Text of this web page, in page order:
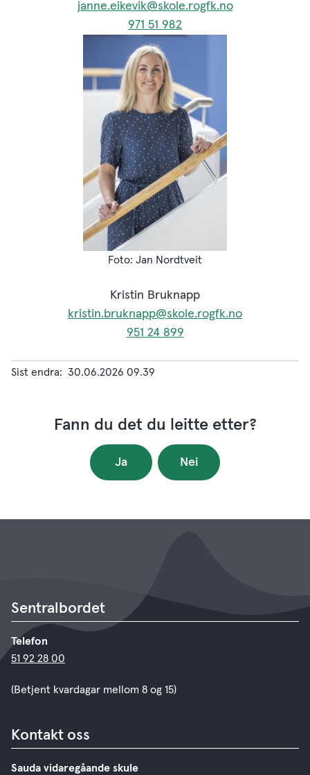
janne.eikevik@skole.rogfk.no
971 51 982
Jan Nordtveit
Kristin Bruknapp
kristin.bruknapp@skole.rogfk.no
951 24 899
Sist endra 30.06.2026 09.39
Fann du det du leitte etter?
Ja Nei
Sentralbordet
Telefon
51 92 28 00
(Betjent kvardagar mellom 8 og 15)
Kontakt oss
Sauda vidaregåande skule